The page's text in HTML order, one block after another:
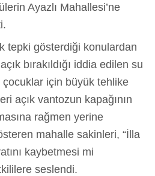
Ayazlı Mahallesi’ne
tepki gösterdiği konulardan
bırakıldığı iddia edilen su
için büyük tehlike
açık vantozun kapağının
rağmen yerine
mahalle sakinleri, “İlla
kaybetmesi mi
seslendi.